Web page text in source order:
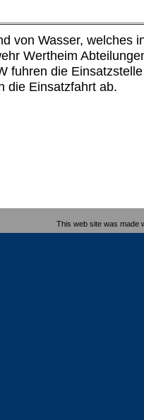
von Wasser, welches
Wertheim
fuhren die
die Einsatzfahrt ab.
This web site was made